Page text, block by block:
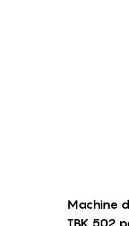
Machine
TBK 502